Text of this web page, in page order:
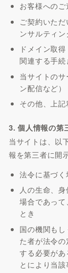
お客様への
ご契約いた
ンサルティ
ドメイン取
関連する手続
当サイトの
ン配信など）
その他、上
3. 個人情報の第
当サイトは、以
報を第三者に開
法令に基づく
人の生命、
場合であっ
とき
国の機関も
た者が法令
する必要が
とにより当